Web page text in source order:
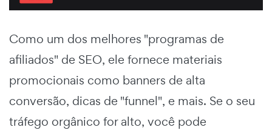
Como um dos melhores "programas de
afiliados" de SEO, ele fornece materiais
promocionais como banners de alta
conversão, dicas de "funnel", e mais. Se o seu
tráfego orgânico for alto, você pode